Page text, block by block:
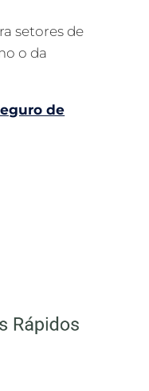
setores de
o da
de